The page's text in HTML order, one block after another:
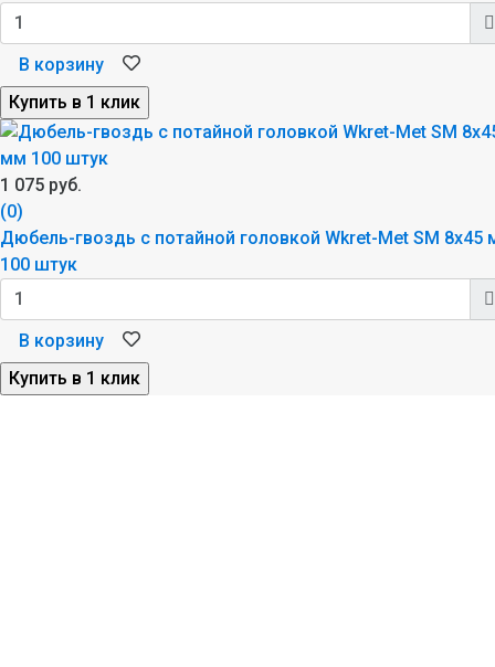
В корзину
1 075 руб.
(0)
Дюбель-гвоздь с потайной головкой Wkret-Met SM 8x45
100 штук
В корзину